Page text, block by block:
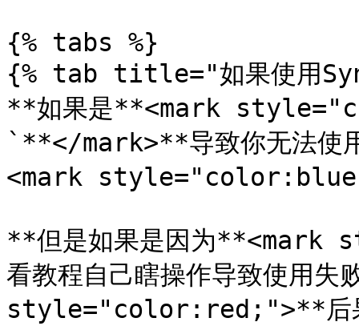
{% tabs %}
{% tab title="如果使用
**如果是**<mark
`**</mark>**导致你无法使
<mark
**但是如果是因为
看教程自己瞎操作导致使用
style="color:red;">**后